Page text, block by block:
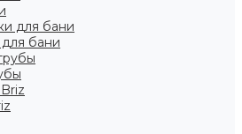
бани